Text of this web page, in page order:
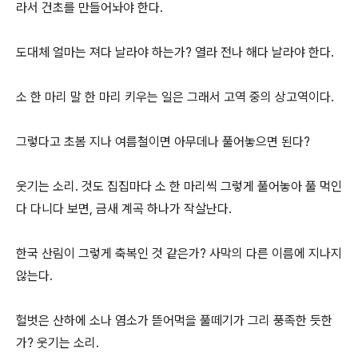
라서 건초를 만들어놔야 한다.
도대체 얼마는 져다 날라야 하는가? 열라 전나 해다 날라야 한다.
소 한 마리 말 한 마리 키우는 일은 그래서 고역 중의 상고역이다.
그렇다고 초봄 지나 여름철이면 아무데나 풀어놓으면 된다?
웃기는 소리. 것도 집집마다 소 한 마리씩 그렇게 풀어놓아 풀 먹인
다 다니다 보면, 금새 계곡 하나가 작살난다.
한국 산림이 그렇게 축복인 것 같은가? 사막의 다른 이름에 지나지
않는다.
헐벗은 산하에 소나 염소가 뜯어먹을 풀떼기가 그리 풍족한 듯한
가? 웃기는 소리.